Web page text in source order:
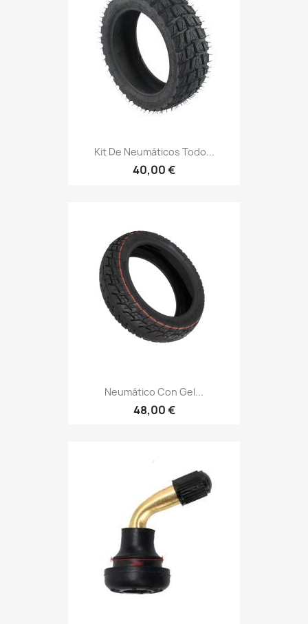
Kit De Neumáticos Todo...
40,00 €
Neumático Con Gel...
48,00 €